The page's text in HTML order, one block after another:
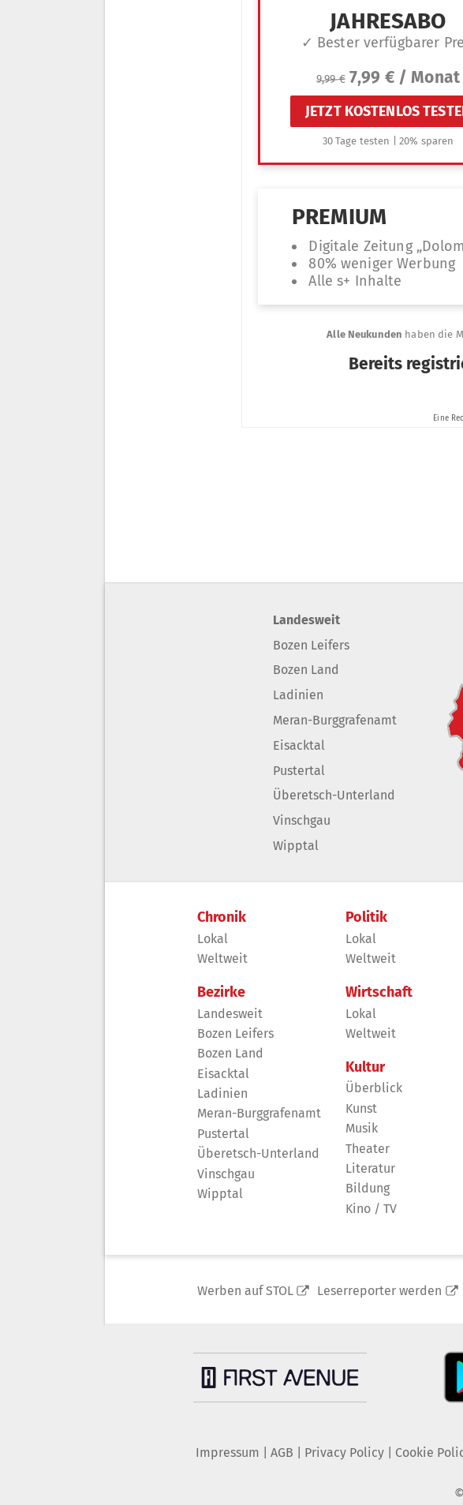
Landesweit
Bozen Leifers
Bozen Land
Ladinien
Meran-Burggrafenamt
Eisacktal
Pustertal
Überetsch-Unterland
Vinschgau
Wipptal
Chronik
Lokal
Weltweit
Bezirke
Landesweit
Bozen Leifers
Bozen Land
Eisacktal
Ladinien
Meran-Burggrafenamt
Pustertal
Überetsch-Unterland
Vinschgau
Wipptal
Politik
Lokal
Weltweit
Wirtschaft
Lokal
Weltweit
Kultur
Überblick
Kunst
Musik
Theater
Literatur
Bildung
Kino / TV
Werben auf STOL Leserreporter werden
Impressum AGB Privacy Policy| Cookie
©